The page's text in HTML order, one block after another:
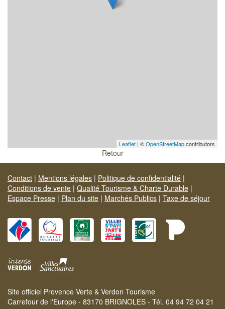
Leaflet | ©OpenStreetMapcontributors
Retour
Contact | Mentions légales | Politique de confidentialité |
Conditions de vente | Qualité Tourisme & Charte Durable |
Espace Presse | Plan du site | Marchés Publics | Taxe de séjour
Site officiel Provence Verte & Verdon Tourisme
Carrefour de l'Europe - 83170 BRIGNOLES - Tél. 04 94 72 04 21